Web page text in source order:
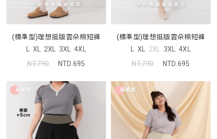
(標準型)理想挺版雲朵棉短褲
L XL 2XL 3XL 4XL
NT.790
NTD.695
(標準型)理想挺版雲朵棉短褲
L XL 2XL 3XL 4XL
NT.790
NTD.695